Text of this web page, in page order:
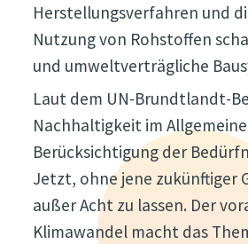
Herstellungsverfahren und
Nutzung von Rohstoffen
und umweltverträgliche
Laut dem UN-Brundtlandt-
Nachhaltigkeit im
Berücksichtigung der
Jetzt, ohne jene zukünftiger
außer Acht zu lassen. Der
Klimawandel macht das